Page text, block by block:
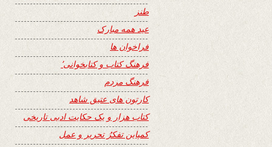
طنز
عید همه مبارک
فراخوان ها
فرهنگ کتاب و کتابخوانی٬
فرهنگ مردم
کارتون های عتیق شاهد
کتاب هزار و یک حکایت ادبی تاریخی
کمپاین تفکرُ تحریر و عمل